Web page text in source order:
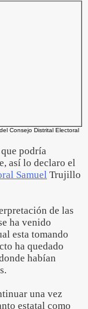
Consejo Distrital Electoral
podría
así lo declaro el
Samuel Trujillo
de las
ha venido
esta tomando
ha quedado
habían
una vez
estatal como